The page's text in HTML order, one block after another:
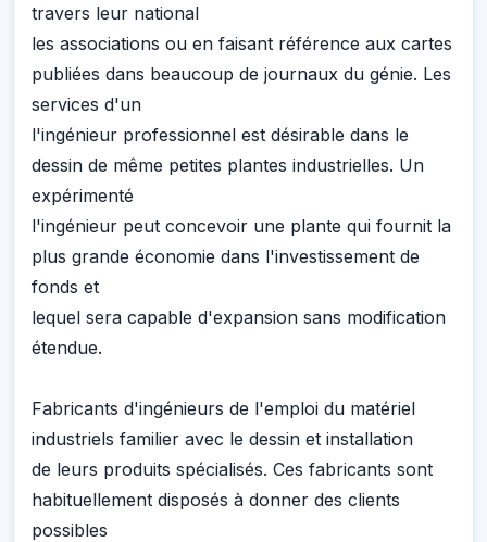
travers leur national
les associations ou en faisant référence aux cartes
publiées dans beaucoup de journaux du génie. Les
services d'un
l'ingénieur professionnel est désirable dans le
dessin de même petites plantes industrielles. Un
expérimenté
l'ingénieur peut concevoir une plante qui fournit la
plus grande économie dans l'investissement de
fonds et
lequel sera capable d'expansion sans modification
étendue.
Fabricants d'ingénieurs de l'emploi du matériel
industriels familier avec le dessin et installation
de leurs produits spécialisés. Ces fabricants sont
habituellement disposés à donner des clients
possibles